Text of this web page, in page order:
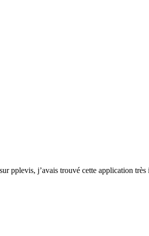
pplevis, j’avais trouvé cette application